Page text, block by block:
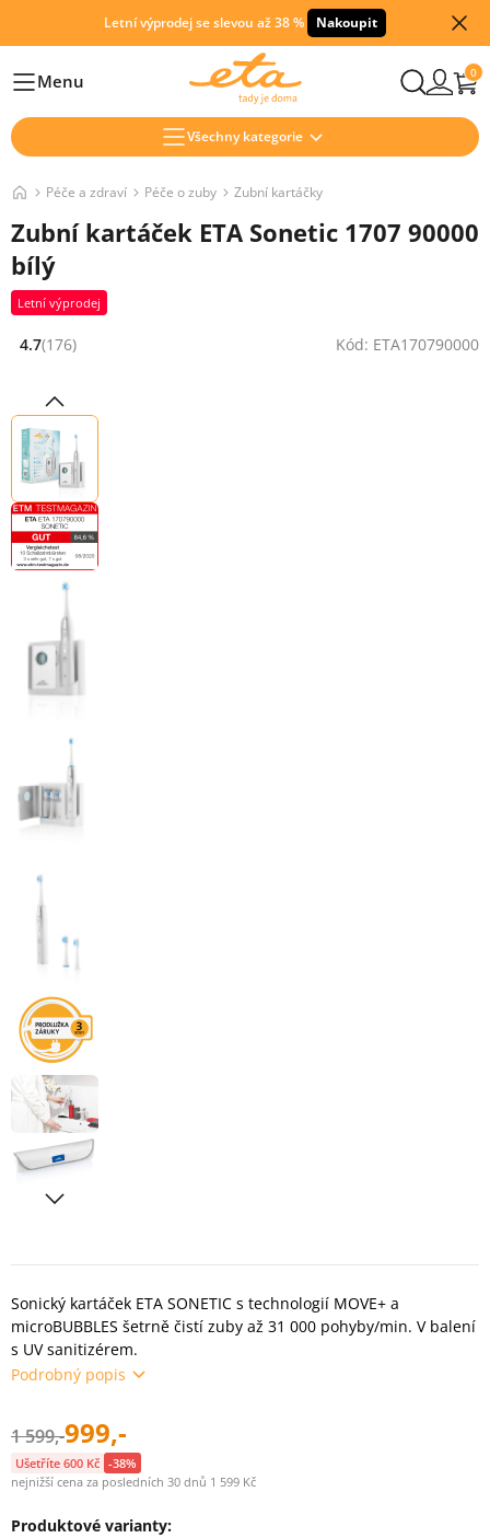
Letní výprodej se slevou až 38 % Nakoupit
HlavníMenu 0
Všechny kategorie
Péče a zdraví Péče o zuby Zubní kartáčky
Zubní kartáček ETA Sonetic 1707 90000
bílý
Letní výprodej
Hodnocení: 4.7 z 5 (176 recenzí)
4.7(176) Kód: ETA170790000
Sonický kartáček ETA SONETIC s technologií MOVE+ a
microBUBBLES šetrně čistí zuby až 31 000 pohyby/min. V balení
s UV sanitizérem.
Podrobný popis
1 599,-999,-
Ušetříte 600 Kč -38%
nejnižší cena za posledních 30 dnů 1 599 Kč
Produktové varianty: